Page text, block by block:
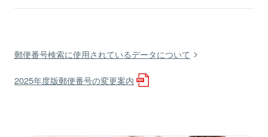
郵便番号検索に使用されているデータについて
2025年度版郵便番号の変更案内